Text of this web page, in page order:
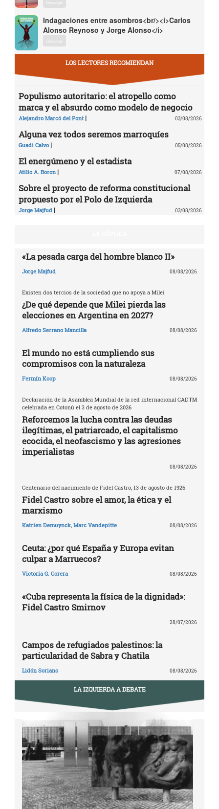
Descargar
Indagaciones entre asombros<br/><i>Carlos
Alonso Reynoso y Jorge Alonso</i>
Descargar
LOS LECTORES RECOMIENDAN
Populismo autoritario: el atropello como
marca y el absurdo como modelo de negocio
Alejandro Marcó del Pont | 03/08/2026
Alguna vez todos seremos marroquíes
Guadi Calvo | 05/08/2026
El energúmeno y el estadista
Atilio A. Boron| 07/08/2026
Sobre el proyecto de reforma constitucional
propuesto por el Polo de Izquierda
Jorge Majfud | 03/08/2026
«La pesada carga del hombre blanco II»
Jorge Majfud 08/08/2026
Existen dos tercios de la sociedad que no apoya a Milei
¿De qué depende que Milei pierda las
elecciones en Argentina en 2027?
Alfredo Serrano Mancilla 08/08/2026
El mundo no está cumpliendo sus
compromisos con la naturaleza
Fermín Koop 08/08/2026
Declaración de la Asamblea Mundial de la red internacional CADTM
celebrada en Cotonú el 3 de agosto de 2026
Reforcemos la lucha contra las deudas
ilegítimas, el patriarcado, el capitalismo
ecocida, el neofascismo y las agresiones
imperialistas
08/08/2026
Centenario del nacimiento de Fidel Castro, 13 de agosto de 1926
Fidel Castro sobre el amor, la ética y el
marxismo
Katrien Demuynck, Marc Vandepitte 08/08/2026
Ceuta: ¿por qué España y Europa evitan
culpar a Marruecos?
Victoria G. Corera 08/08/2026
«Cuba representa la física de la dignidad»:
Fidel Castro Smirnov
28/07/2026
Campos de refugiados palestinos: la
particularidad de Sabra y Chatila
Lidón Soriano 08/08/2026
LA IZQUIERDA A DEBATE